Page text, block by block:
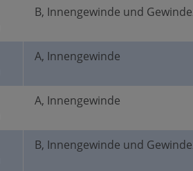
B, Innengewinde und
A, Innengewinde
A, Innengewinde
B, Innengewinde und